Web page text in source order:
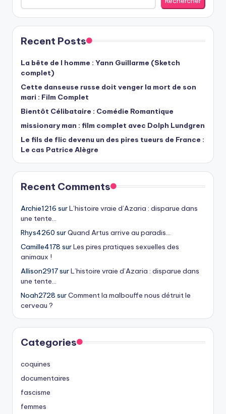
Recent Posts
La bête de l homme : Yann Guillarme (Sketch
complet)
Cette danseuse russe doit venger la mort de son
mari : Film Complet
Bientôt Célibataire : Comédie Romantique
missionary man : film complet avec Dolph Lundgren
Le fils de flic devenu un des pires tueurs de France :
Le cas Patrice Alègre
Recent Comments
Archie1216 surL’histoire vraie d’Azaria : disparue dans
une tente…
Rhys4260 surQuand Artus arrive au paradis…
Camille4178 surLes pires pratiques sexuelles des
animaux !
Allison2917surL’histoire vraie d’Azaria : disparue dans
une tente…
Noah2728 surComment la malbouffe nous détruit le
cerveau ?
Categories
coquines
documentaires
fascisme
femmes